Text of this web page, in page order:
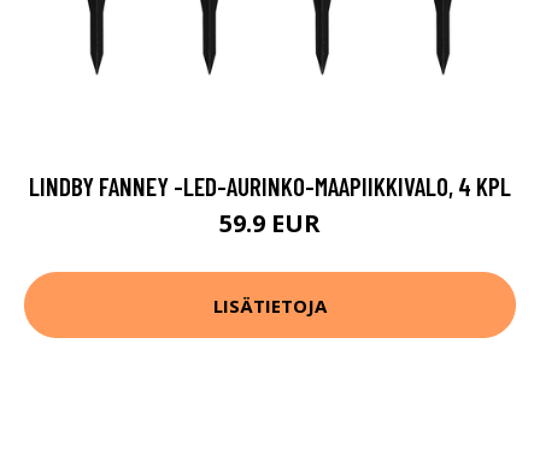
LINDBY FANNEY -LED-AURINKO-MAAPIIKKIVALO, 4 KPL
59.9 EUR
LISÄTIETOJA